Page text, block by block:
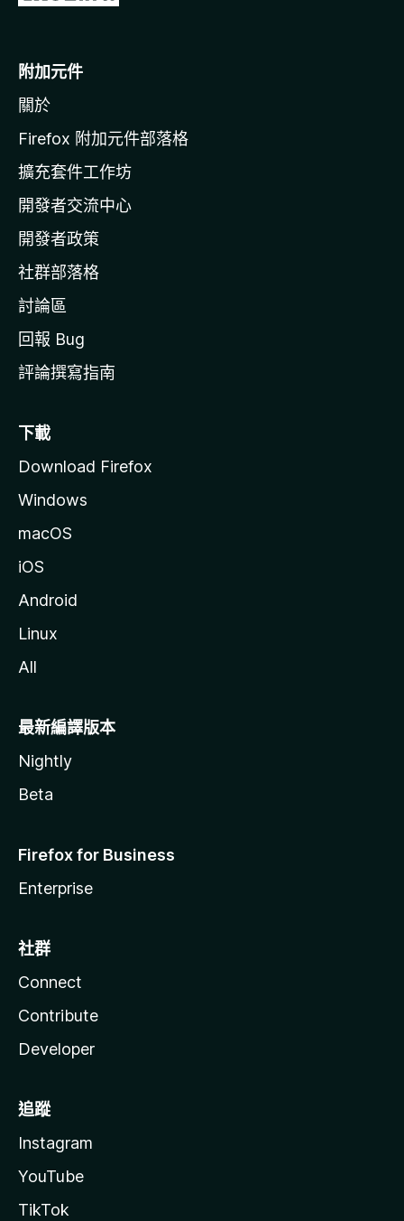
o
i
l
a
官
網
附加元件
關於
Firefox 附加元件部落格
擴充套件工作坊
開發者交流中心
開發者政策
社群部落格
討論區
回報 Bug
評論撰寫指南
下載
Download Firefox
Windows
macOS
iOS
Android
Linux
All
最新編譯版本
Nightly
Beta
Firefox for Business
Enterprise
社群
Connect
Contribute
Developer
追蹤
Instagram
YouTube
TikTok